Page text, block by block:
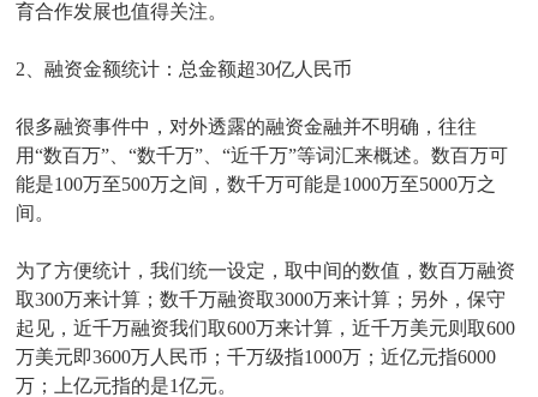
育合作发展也值得关注。
2、融资金额统计：总金额超30亿人民币
很多融资事件中，对外透露的融资金融并不明确，往往
用“数百万”、“数千万”、“近千万”等词汇来概述。数百万可
能是100万至500万之间，数千万可能是1000万至5000万之
间。
为了方便统计，我们统一设定，取中间的数值，数百万融资
取300万来计算；数千万融资取3000万来计算；另外，保守
起见，近千万融资我们取600万来计算，近千万美元则取600
万美元即3600万人民币；千万级指1000万；近亿元指6000
万；上亿元指的是1亿元。